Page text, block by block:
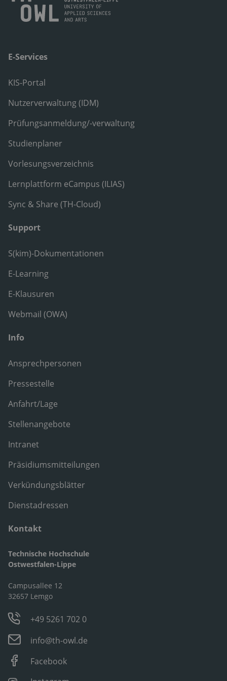
E-Services
KIS-Portal
Nutzerverwaltung (IDM)
Prüfungsanmeldung/-verwaltung
Studienplaner
Vorlesungsverzeichnis
Lernplattform eCampus (ILIAS)
Sync & Share (TH-Cloud)
Support
S(kim)-Dokumentationen
E-Learning
E-Klausuren
Webmail (OWA)
Info
Ansprechpersonen
Pressestelle
Anfahrt/Lage
Stellenangebote
Intranet
Präsidiumsmitteilungen
Verkündungsblätter
Dienstadressen
Kontakt
Technische Hochschule
Ostwestfalen-Lippe
Campusallee 12
32657 Lemgo
+49 5261 702 0
info@th-owl.de
Facebook